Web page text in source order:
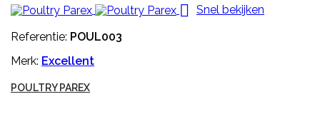
 Snel bekijken
Referentie: POUL003
Merk: Excellent
POULTRY PAREX